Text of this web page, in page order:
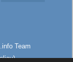
Team
)